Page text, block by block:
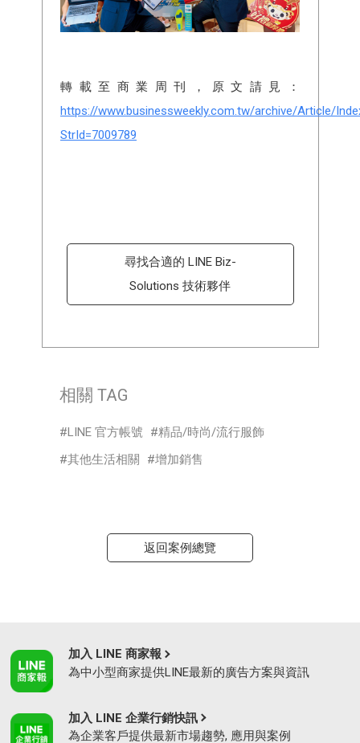
轉載至商業周刊，原文請見：
https://www.businessweekly.com.tw/archive/Article/
StrId=7009789
尋找合適的 LINE Biz-
Solutions 技術夥伴
相關 TAG
LINE 官方帳號
精品/時尚/流行服飾
其他生活相關
增加銷售
返回案例總覽
加入 LINE 商家報
為中小型商家提供LINE最新的廣告方案與資訊
加入 LINE 企業行銷快訊
為企業客戶提供最新市場趨勢, 應用與案例